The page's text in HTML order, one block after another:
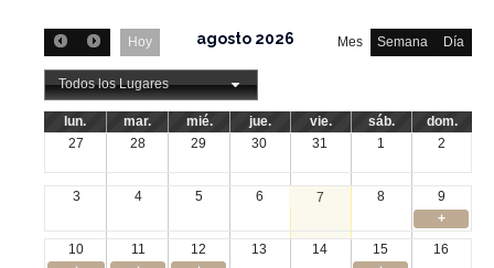
Hoy Mes Semana Día
agosto 2026
Todos los Lugares
lun. mar. mié. jue. vie. sáb.
dom.
27
28 29 30 31 1 2
3 4 5 6 7 8
9
+
10
11 12 13 14 15
16